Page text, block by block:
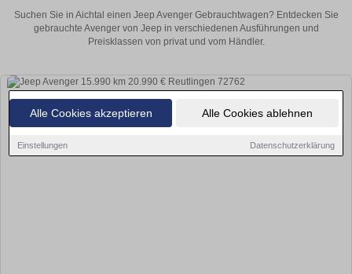
Alle Cookies akzeptieren Alle Cookies ablehnen
Einstellungen Datenschutzerklärung
Suchen Sie in Aichtal einen Jeep Avenger Gebrauchtwagen? Entdecken Sie
gebrauchte Avenger von Jeep in verschiedenen Ausführungen und
Preisklassen von privat und vom Händler.